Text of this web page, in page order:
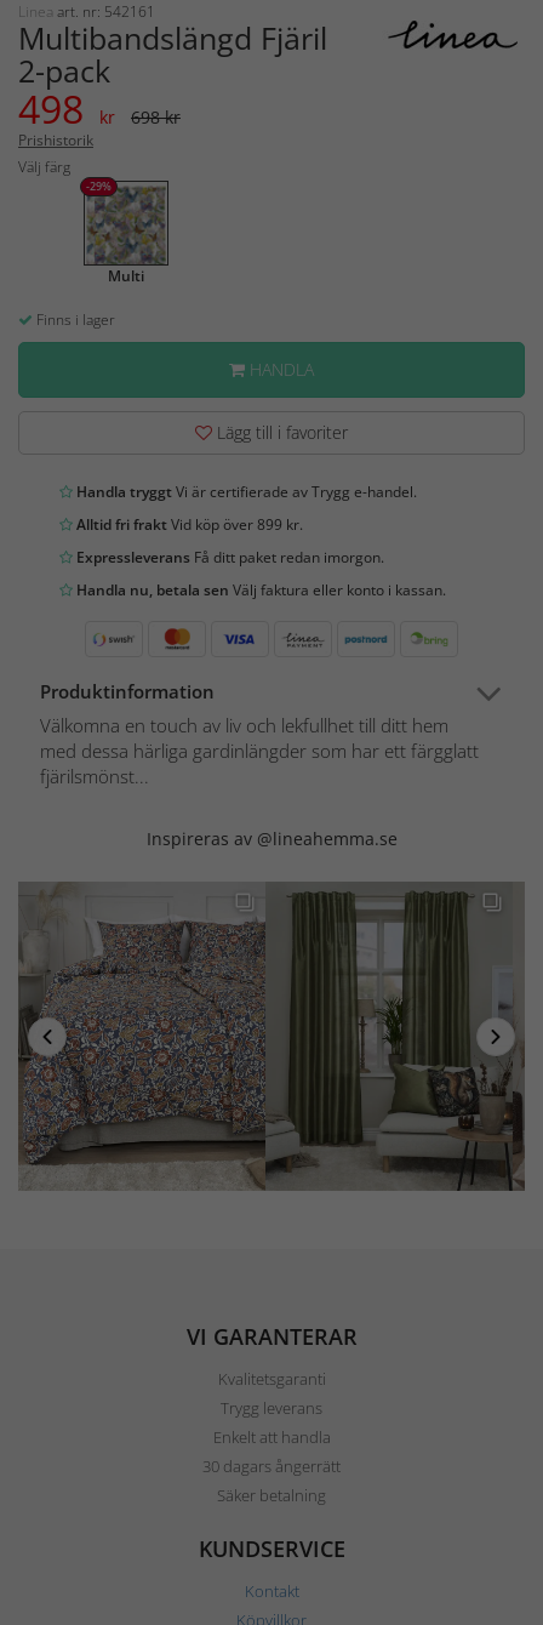
Linea art. nr: 542161
Multibandslängd Fjäril
2-pack
498 kr 698 kr
Prishistorik
Välj färg
-29%
Multi
Finns i lager
HANDLA
Lägg till i favoriter
Handla tryggtVi är certifierade av Trygg e-handel.
Alltid fri fraktVid köp över 899 kr.
Expressleverans Få ditt paket redan imorgon.
Handla nu, betala sen Välj faktura eller konto i kassan.
Produktinformation
Välkomna en touch av liv och lekfullhet till ditt hem
med dessa härliga gardinlängder som har ett färgglatt
fjärilsmönst...
Inspireras av @lineahemma.se
VI GARANTERAR
Kvalitetsgaranti
Trygg leverans
Enkelt att handla
30 dagars ångerrätt
Säker betalning
KUNDSERVICE
Kontakt
Köpvillkor